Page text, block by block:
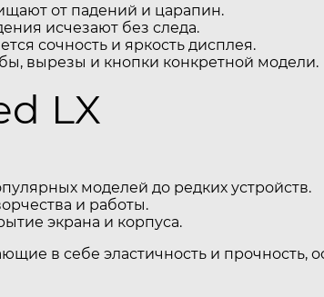
от падений и царапин.
исчезают без следа.
сочность и яркость дисплея.
вырезы и кнопки конкретной модели.
LX
моделей до редких устройств.
и работы.
экрана и корпуса.
в себе эластичность и